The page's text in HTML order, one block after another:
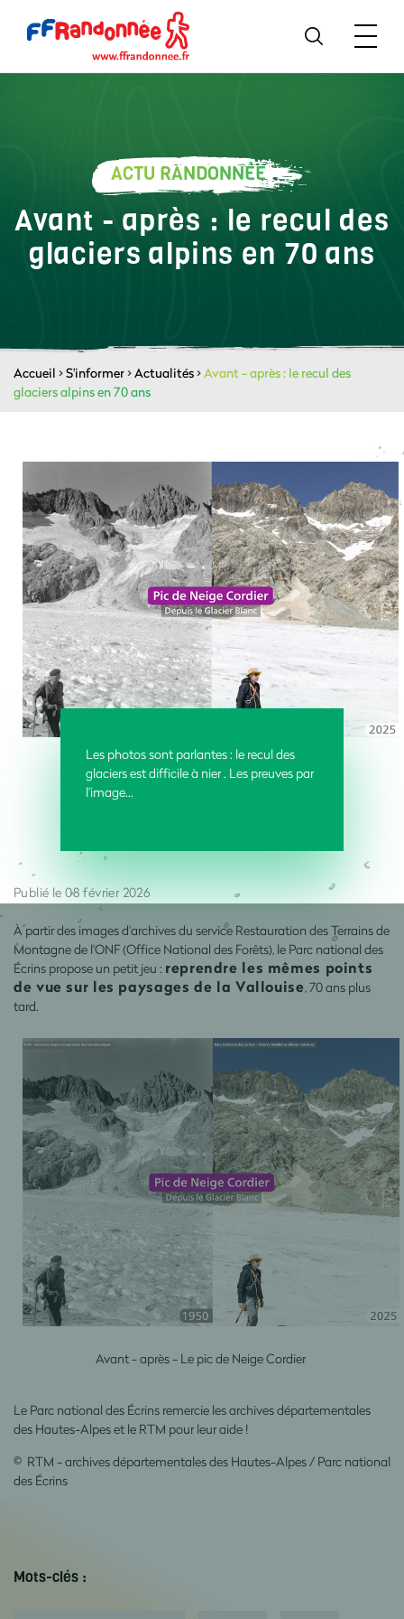
ACTU RANDONNÉE
Avant - après : le recul des
glaciers alpins en 70 ans
Accueil >S'informer>Actualités>Avant - après : le recul des
glaciers alpins en 70 ans
Les photos sont parlantes : le recul des
glaciers est difficile à nier . Les preuves par
l'image...
Publié le 08 février 2026
À partir des images d'archives du service Restauration des Terrains de
Montagne de l'ONF (Office National des Forêts), le Parc national des
Écrins propose un petit jeu : reprendre les mêmes points
de vue sur les paysages de la Vallouise, 70 ans plus
tard.
Avant - après - Le pic de Neige Cordier
Le Parc national des Écrins remercie les archives départementales
des Hautes-Alpes et le RTM pour leur aide !
© RTM - archives départementales des Hautes-Alpes / Parc national
des Écrins
Mots-clés :